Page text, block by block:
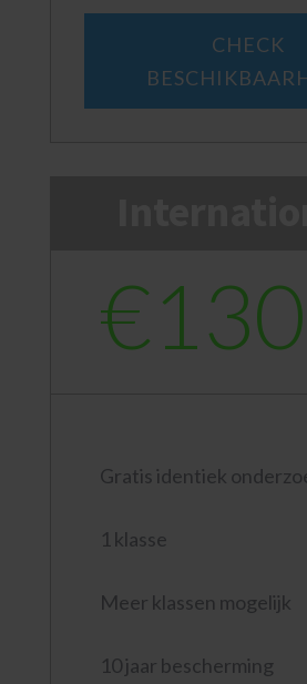
CHECK
Gratis identiek
1 klasse
Meer klassen mogelijk
10 jaar bescherming